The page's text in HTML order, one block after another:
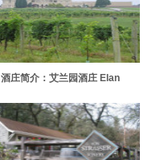
酒庄简介：艾兰园酒庄 Elan